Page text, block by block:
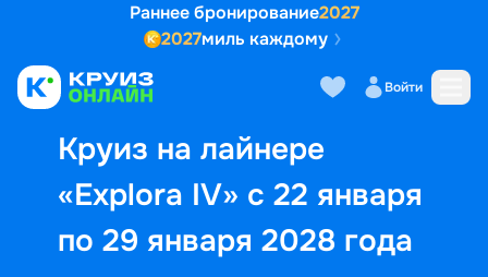
Раннее бронирование2027
2027миль каждому
Войти
Круиз на лайнере
«Explora IV» с 22 января
по 29 января 2028 года
Выбор кают Маршрут и